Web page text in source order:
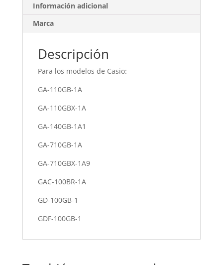
Información adicional
Marca
Descripción
Para los modelos de Casio:
GA-110GB-1A
GA-110GBX-1A
GA-140GB-1A1
GA-710GB-1A
GA-710GBX-1A9
GAC-100BR-1A
GD-100GB-1
GDF-100GB-1